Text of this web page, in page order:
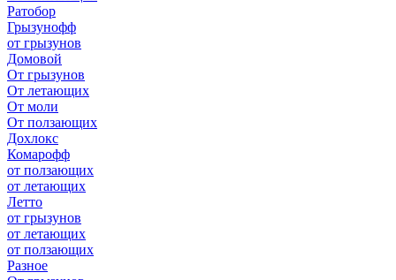
Ратобор
Грызунофф
от грызунов
Домовой
От грызунов
От летающих
От моли
От ползающих
Дохлокс
Комарофф
от ползающих
от летающих
Летто
от грызунов
от летающих
от ползающих
Разное